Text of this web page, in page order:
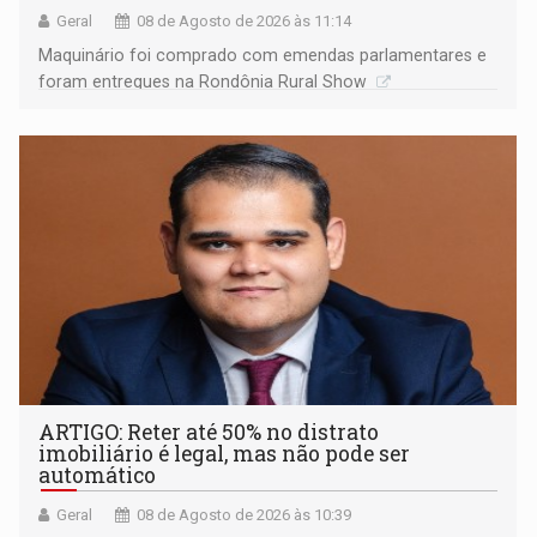
Geral 08 de Agosto de 2026 às 11:14
Maquinário foi comprado com emendas parlamentares e
foram entregues na Rondônia Rural Show
ARTIGO: Reter até 50% no distrato
imobiliário é legal, mas não pode ser
automático
Geral 08 de Agosto de 2026 às 10:39